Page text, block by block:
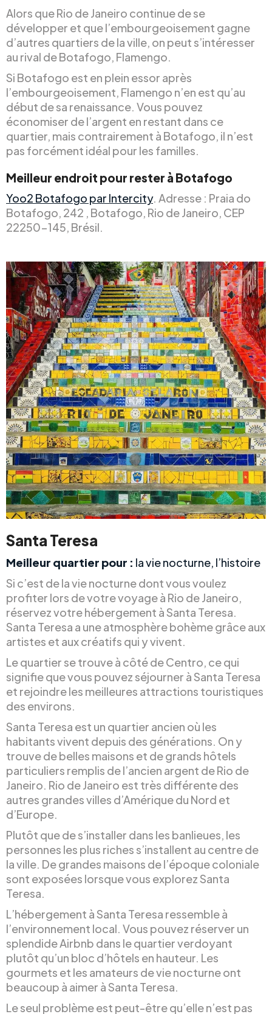
Alors que Rio de Janeiro continue de se
développer et que l’embourgeoisement gagne
d’autres quartiers de la ville, on peut s’intéresser
au rival de Botafogo, Flamengo.
Si Botafogo est en plein essor après
l’embourgeoisement, Flamengo n’en est qu’au
début de sa renaissance. Vous pouvez
économiser de l’argent en restant dans ce
quartier, mais contrairement à Botafogo, il n’est
pas forcément idéal pour les familles.
Meilleur endroit pour rester à Botafogo
Yoo2 Botafogo par Intercity. Adresse : Praia do
Botafogo, 242 , Botafogo, Rio de Janeiro, CEP
22250-145, Brésil.
Santa Teresa
Meilleur quartier pour : la vie nocturne, l’histoire
Si c’est de la vie nocturne dont vous voulez
profiter lors de votre voyage à Rio de Janeiro,
réservez votre hébergement à Santa Teresa.
Santa Teresa a une atmosphère bohème grâce aux
artistes et aux créatifs qui y vivent.
Le quartier se trouve à côté de Centro, ce qui
signifie que vous pouvez séjourner à Santa Teresa
et rejoindre les meilleures attractions touristiques
des environs.
Santa Teresa est un quartier ancien où les
habitants vivent depuis des générations. On y
trouve de belles maisons et de grands hôtels
particuliers remplis de l’ancien argent de Rio de
Janeiro. Rio de Janeiro est très différente des
autres grandes villes d’Amérique du Nord et
d’Europe.
Plutôt que de s’installer dans les banlieues, les
personnes les plus riches s’installent au centre de
la ville. De grandes maisons de l’époque coloniale
sont exposées lorsque vous explorez Santa
Teresa.
L’hébergement à Santa Teresa ressemble à
l’environnement local. Vous pouvez réserver un
splendide Airbnb dans le quartier verdoyant
plutôt qu’un bloc d’hôtels en hauteur. Les
gourmets et les amateurs de vie nocturne ont
beaucoup à aimer à Santa Teresa.
Le seul problème est peut-être qu’elle n’est pas